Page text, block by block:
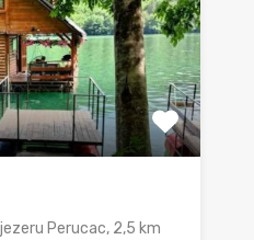
Perucac, 2,5 km